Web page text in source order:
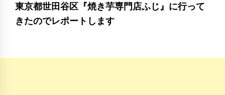
東京都世田谷区『焼き芋専門店ふじ』に行って
きたのでレポートします